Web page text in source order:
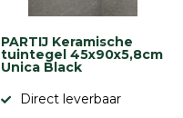
PARTIJ Keramische
tuintegel 45x90x5,8cm
Unica Black
Direct leverbaar